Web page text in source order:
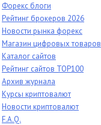
Форекс блоги
Рейтинг брокеров 2026
Новости рынка форекс
Магазин цифровых товаров
Каталог сайтов
Рейтинг сайтов TOP100
Архив журнала
Курсы криптовалют
Новости криптовалют
F.A.Q.